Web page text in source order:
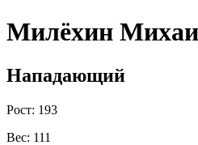
Милёхин
Нападающий
Рост: 193
Вес: 111